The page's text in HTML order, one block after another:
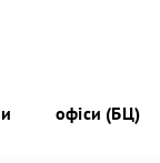
офіси (БЦ)